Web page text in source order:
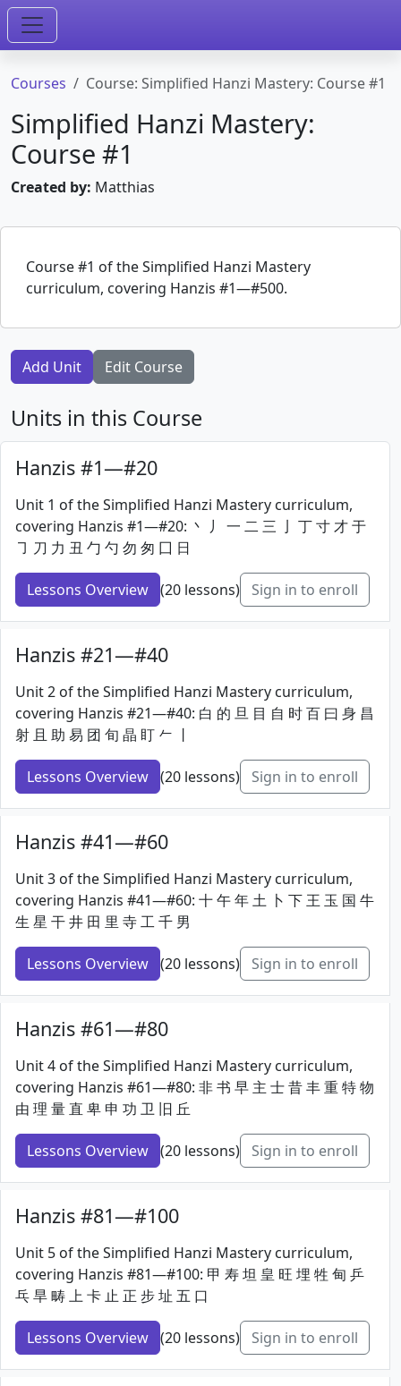
Courses Course: Simplified Hanzi Mastery: Course #1
Simplified Hanzi Mastery:
Course #1
Created by: Matthias
Course #1 of the Simplified Hanzi Mastery
curriculum, covering Hanzis #1—#500.
Add Unit Edit Course
Units in this Course
Hanzis #1—#20
Unit 1 of the Simplified Hanzi Mastery curriculum,
covering Hanzis #1—#20: 丶 丿 一 二 三 亅 丁 寸 才 于
㇆ 刀 力 丑 勹 勺 勿 匆 囗 日
Lessons Overview (20 lessons) Sign in to enroll
Hanzis #21—#40
Unit 2 of the Simplified Hanzi Mastery curriculum,
covering Hanzis #21—#40: 白 的 旦 目 自 时 百 曰 身 昌
射 且 助 易 团 旬 晶 盯 𠂉 丨
Lessons Overview (20 lessons) Sign in to enroll
Hanzis #41—#60
Unit 3 of the Simplified Hanzi Mastery curriculum,
covering Hanzis #41—#60: 十 午 年 土 卜 下 王 玉 国 牛
生 星 干 井 田 里 寺 工 千 男
Lessons Overview (20 lessons) Sign in to enroll
Hanzis #61—#80
Unit 4 of the Simplified Hanzi Mastery curriculum,
covering Hanzis #61—#80: 非 书 早 主 士 昔 丰 重 特 物
由 理 量 直 卑 申 功 卫 旧 丘
Lessons Overview (20 lessons) Sign in to enroll
Hanzis #81—#100
Unit 5 of the Simplified Hanzi Mastery curriculum,
covering Hanzis #81—#100: 甲 寿 坦 皇 旺 埋 牲 甸 乒
乓 旱 畴 上 卡 止 正 步 址 五 口
Lessons Overview (20 lessons) Sign in to enroll